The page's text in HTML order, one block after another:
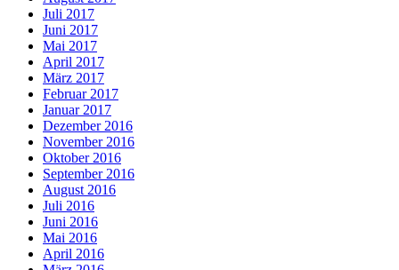
Juli 2017
Juni 2017
Mai 2017
April 2017
März 2017
Februar 2017
Januar 2017
Dezember 2016
November 2016
Oktober 2016
September 2016
August 2016
Juli 2016
Juni 2016
Mai 2016
April 2016